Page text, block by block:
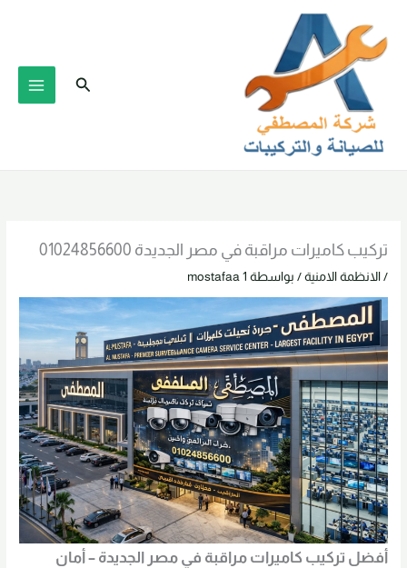
المحتوى
البحث
تركيب كاميرات مراقبة في مصر الجديدة 01024856600
/الانظمة الامنية / بواسطة mostafaa 1
أفضل تركيب كاميرات مراقبة في مصر الجديدة – أمان